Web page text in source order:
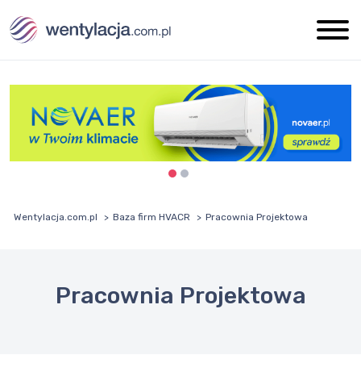
Wentylacja.com.pl Baza firm HVACR Pracownia Projektowa
Pracownia Projektowa